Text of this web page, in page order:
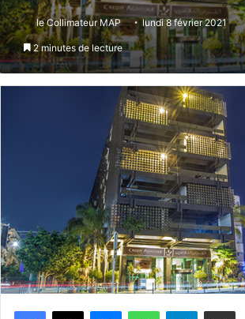
le Collimateur MAP lundi 8 février 2021
2 minutes de lecture
WhatsApp Telegram